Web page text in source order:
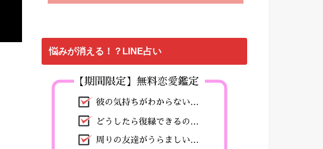
悩みが消える！？LINE占い